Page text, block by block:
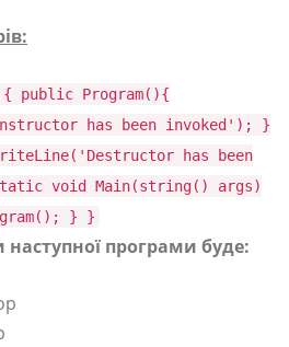
public Program(){
has been invoked'); }
has been
void Main(string() args)
} }
програми буде: